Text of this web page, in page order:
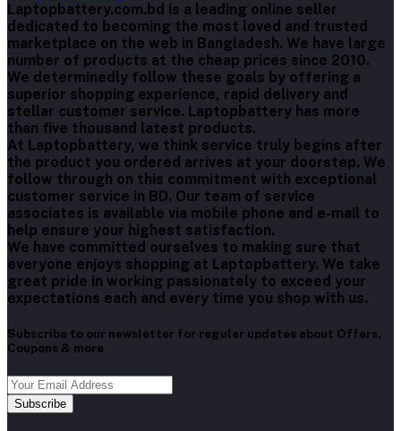
Laptopbattery.com.bd is a leading online seller
dedicated to becoming the most loved and trusted
marketplace on the web in Bangladesh. We have large
number of products at the cheap prices since 2010.
We determinedly follow these goals by offering a
superior shopping experience, rapid delivery and
stellar customer service. Laptopbattery has more
than five thousand latest products.
At Laptopbattery, we think service truly begins after
the product you ordered arrives at your doorstep. We
follow through on this commitment with exceptional
customer service in BD. Our team of service
associates is available via mobile phone and e-mail to
help ensure your highest satisfaction.
We have committed ourselves to making sure that
everyone enjoys shopping at Laptopbattery. We take
great pride in working passionately to exceed your
expectations each and every time you shop with us.
Subscribe to our newsletter for regular updates about Offers,
Coupons & more
Subscribe